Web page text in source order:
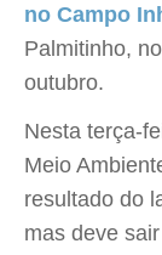
no Campo
Palmitinho,
outubro.
Nesta terça-
Meio
resultado do
mas deve